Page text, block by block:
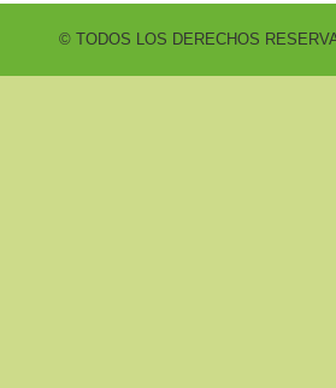
© TODOS LOS DERECHOS